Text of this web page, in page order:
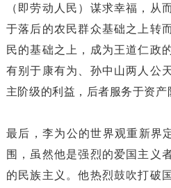
（即劳动人民）谋求幸福，从
于落后的农民群众基础之上转
民的基础之上，成为王道仁政
有别于康有为、孙中山两人公
主阶级的利益，后者服务于资产
最后，李为公的世界观重新界
围，虽然他是强烈的爱国主义
的民族主义。他热烈鼓吹打破